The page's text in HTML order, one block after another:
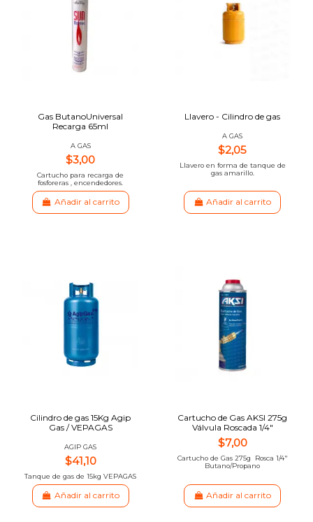
Gas ButanoUniversal
Recarga 65ml
A GAS
$3,00
Cartucho para recarga de
fosforeras , encendedores.
Añadir al carrito
Llavero - Cilindro de gas
A GAS
$2,05
Llavero en forma de tanque de
gas amarillo.
Añadir al carrito
Cilindro de gas 15Kg Agip
Gas / VEPAGAS
AGIP GAS
$41,10
Tanque de gas de 15kg VEPAGAS
Añadir al carrito
Cartucho de Gas AKSI 275g
Válvula Roscada 1/4"
$7,00
Cartucho de Gas 275g Rosca 1/4"
Butano/Propano
Añadir al carrito